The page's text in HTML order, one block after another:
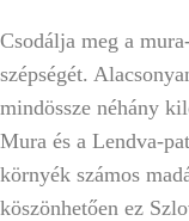
Csodálja meg a
szépségét.
mindössze néhány
Mura és a Lendva-
környék számos
köszönhetően ez